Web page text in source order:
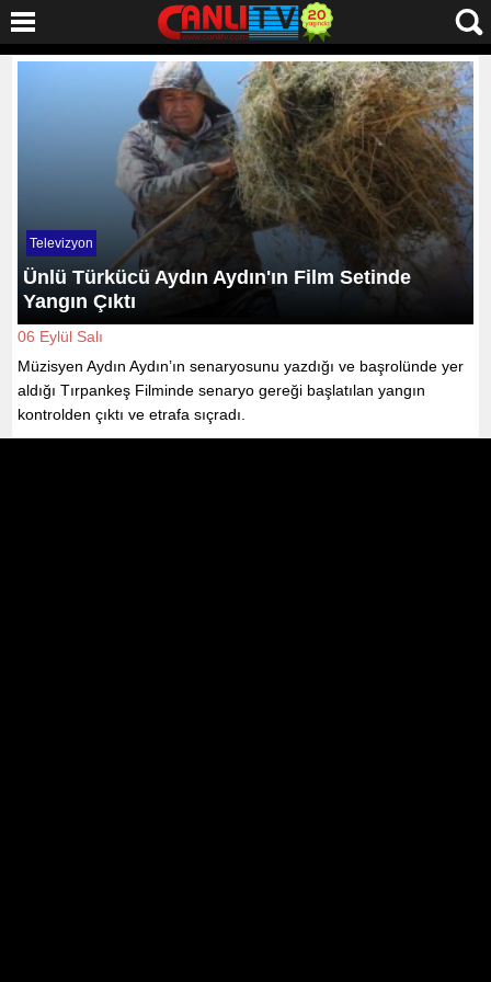
Televizyon
Ünlü Türkücü Aydın Aydın'ın Film Setinde
Yangın Çıktı
06 Eylül Salı
Müzisyen Aydın Aydın’ın senaryosunu yazdığı ve başrolünde yer
aldığı Tırpankeş Filminde senaryo gereği başlatılan yangın
kontrolden çıktı ve etrafa sıçradı.